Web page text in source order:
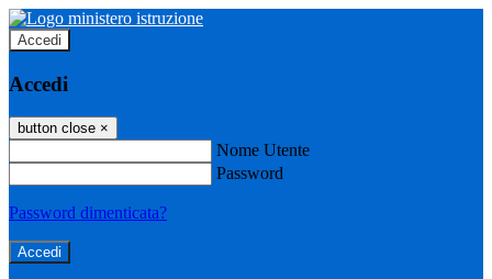
Accedi
Accedi
button close ×
Nome Utente
Password
Password dimenticata?